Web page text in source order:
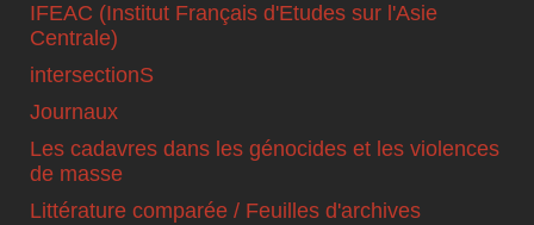
IFEAC (Institut Français d'Etudes sur l'Asie
Centrale)
intersectionS
Journaux
Les cadavres dans les génocides et les violences
de masse
Littérature comparée / Feuilles d'archives